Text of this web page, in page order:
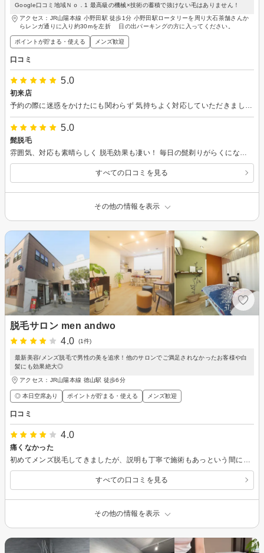
Google口コミ地域Ｎｏ．1 最高級の機械×技術の蓄積で抜けない毛はありません！
アクセス：JR山陽本線 小野田駅 徒歩1分 小野田駅ロータリーを周り大石茶舗さんか
らレンガ通りに入り約30mを左折 日の出パーキングの方に入ってください。
ポイントが貯まる・使える メンズ歓迎
口コミ
5.0
初来店
5.0
髭脱毛
すべての口コミを見る
その他の情報を表示
脱毛サロン men andwo
4.0
(1件)
最新美容/メンズ脱毛で男性の美を追求！他のサロンでご満足されなかったお客様や白
髪にも効果絶大◎
アクセス：JR山陽本線 徳山駅 徒歩6分
◎ 本日空席あり ポイントが貯まる・使える メンズ歓迎
口コミ
4.0
痛くなかった
すべての口コミを見る
その他の情報を表示